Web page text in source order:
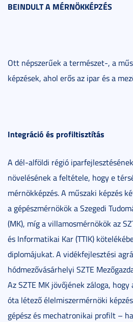
BEINDULT A MÉRNÖKKÉPZÉS
Ott népszerűek a természet-, a
képzések, ahol erős az ipar és a
Integráció és profiltisztítás
A dél-alföldi régió
növelésének a feltétele, hogy e
mérnökképzés. A műszaki képzés
a gépészmérnökök a Szegedi
(MK), míg a villamosmérnökök az
és Informatikai Kar (TTIK)
diplomájukat. A vidékfejlesztési
hódmezővásárhelyi SZTE
Az SZTE MK jövőjének záloga,
óta létező élelmiszermérnöki
gépész és mechatronikai profilt –